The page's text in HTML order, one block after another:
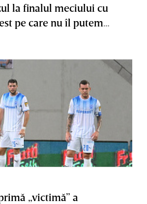
la finalul meciului cu
pe care nu îl putem
„victimă” a